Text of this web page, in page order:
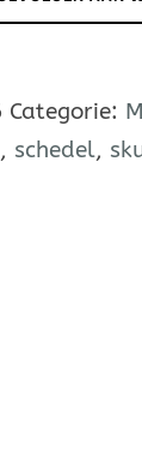
Categorie:
, schedel,